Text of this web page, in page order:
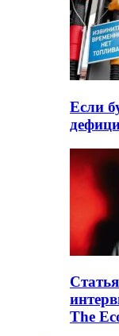
Если
The